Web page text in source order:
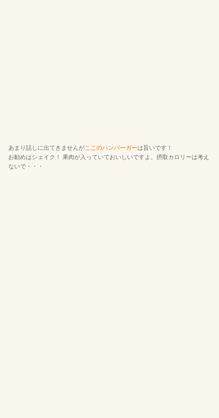
あまり話しに出てきませんがここのハンバーガーは旨いです！
お勧めはシェイク！ 果肉が入っていておいしいですよ。摂取カロリーは考え
ないで・・・